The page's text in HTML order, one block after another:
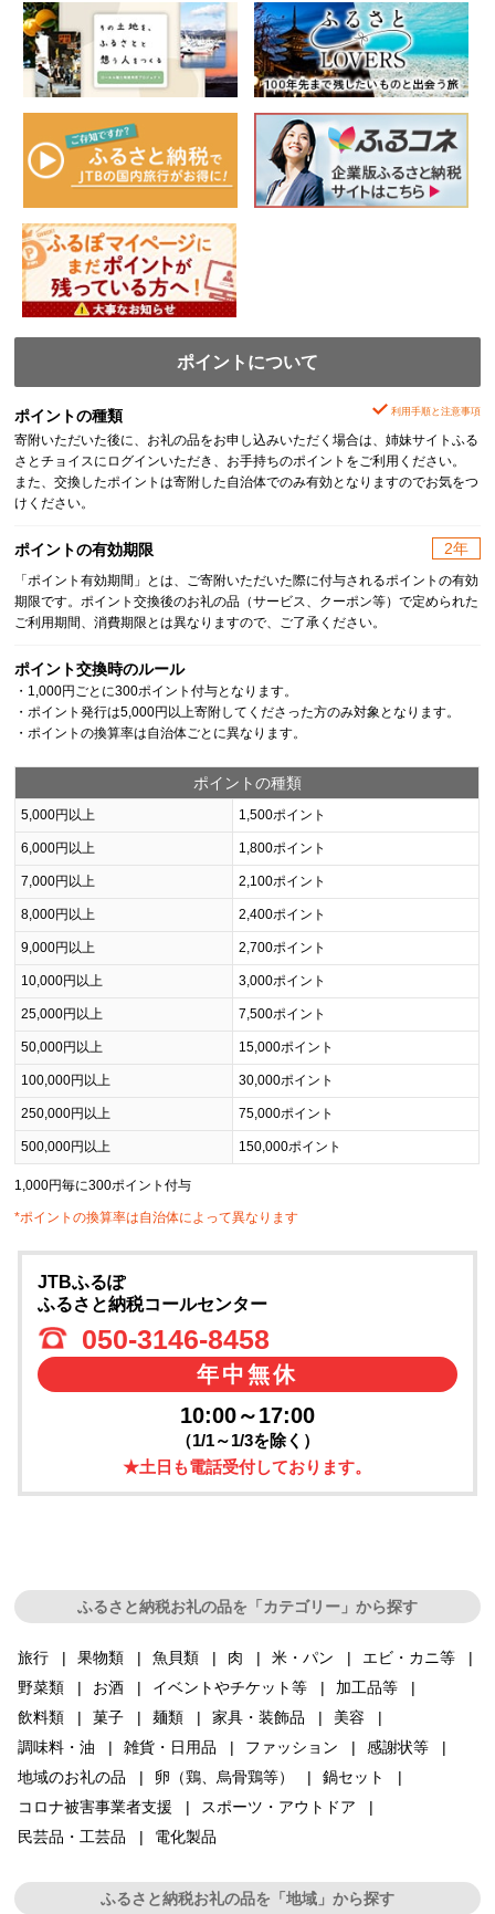
ポイントについて
ポイントの種類 利用手順と注意事項
寄附いただいた後に、お礼の品をお申し込みいただく場合は、姉妹サイトふる
さとチョイスにログインいただき、お手持ちのポイントをご利用ください。
また、交換したポイントは寄附した自治体でのみ有効となりますのでお気をつ
けください。
ポイントの有効期限 2年
「ポイント有効期間」とは、ご寄附いただいた際に付与されるポイントの有効
期限です。ポイント交換後のお礼の品（サービス、クーポン等）で定められた
ご利用期間、消費期限とは異なりますので、ご了承ください。
ポイント交換時のルール
・1,000円ごとに300ポイント付与となります。
・ポイント発行は5,000円以上寄附してくださった方のみ対象となります。
・ポイントの換算率は自治体ごとに異なります。
ポイントの種類
5,000円以上 1,500ポイント
6,000円以上 1,800ポイント
7,000円以上 2,100ポイント
8,000円以上 2,400ポイント
9,000円以上 2,700ポイント
10,000円以上 3,000ポイント
25,000円以上 7,500ポイント
50,000円以上 15,000ポイント
100,000円以上 30,000ポイント
250,000円以上 75,000ポイント
500,000円以上 150,000ポイント
1,000円毎に300ポイント付与
*ポイントの換算率は自治体によって異なります
JTBふるぽ
ふるさと納税コールセンター
050-3146-8458
年中無休
10:00～17:00
（1/1～1/3を除く）
★土日も電話受付しております。
ふるさと納税お礼の品を「カテゴリー」から探す
旅行 果物類 魚貝類 肉 米・パン
エビ・カニ等
野菜類
お酒 イベントやチケット等
加工品等
飲料類
菓子 麺類 家具・装飾品
美容
調味料・油
雑貨・日用品 ファッション
感謝状等
地域のお礼の品
卵（鶏、烏骨鶏等）
鍋セット
コロナ被害事業者支援
スポーツ・アウトドア
民芸品・工芸品
電化製品
ふるさと納税お礼の品を「地域」から探す